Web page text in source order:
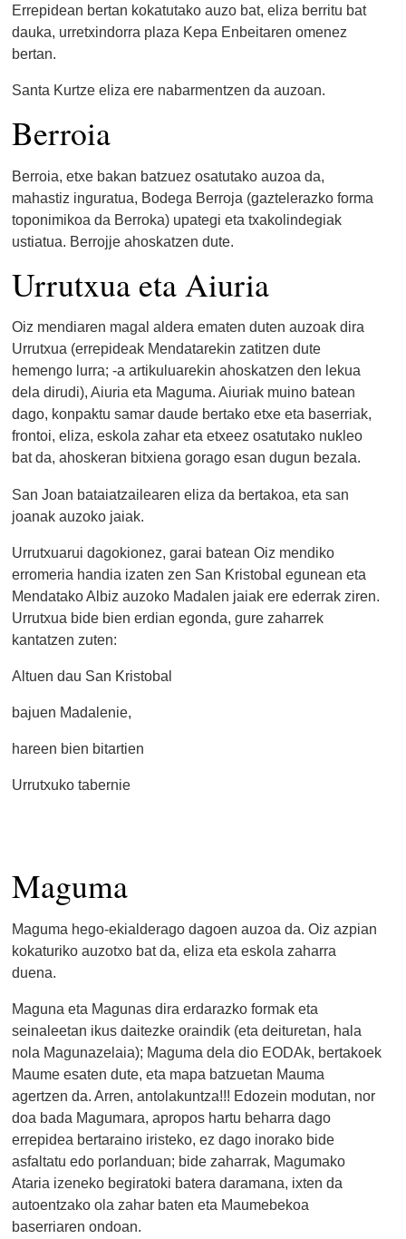
Errepidean bertan kokatutako auzo bat, eliza berritu bat
dauka, urretxindorra plaza Kepa Enbeitaren omenez
bertan.
Santa Kurtze eliza ere nabarmentzen da auzoan.
Berroia
Berroia, etxe bakan batzuez osatutako auzoa da,
mahastiz inguratua, Bodega Berroja (gaztelerazko forma
toponimikoa da Berroka) upategi eta txakolindegiak
ustiatua. Berrojje ahoskatzen dute.
Urrutxua eta Aiuria
Oiz mendiaren magal aldera ematen duten auzoak dira
Urrutxua (errepideak Mendatarekin zatitzen dute
hemengo lurra; -a artikuluarekin ahoskatzen den lekua
dela dirudi), Aiuria eta Maguma. Aiuriak muino batean
dago, konpaktu samar daude bertako etxe eta baserriak,
frontoi, eliza, eskola zahar eta etxeez osatutako nukleo
bat da, ahoskeran bitxiena gorago esan dugun bezala.
San Joan bataiatzailearen eliza da bertakoa, eta san
joanak auzoko jaiak.
Urrutxuarui dagokionez, garai batean Oiz mendiko
erromeria handia izaten zen San Kristobal egunean eta
Mendatako Albiz auzoko Madalen jaiak ere ederrak ziren.
Urrutxua bide bien erdian egonda, gure zaharrek
kantatzen zuten:
Altuen dau San Kristobal
bajuen Madalenie,
hareen bien bitartien
Urrutxuko tabernie
Maguma
Maguma hego-ekialderago dagoen auzoa da. Oiz azpian
kokaturiko auzotxo bat da, eliza eta eskola zaharra
duena.
Maguna eta Magunas dira erdarazko formak eta
seinaleetan ikus daitezke oraindik (eta deituretan, hala
nola Magunazelaia); Maguma dela dio EODAk, bertakoek
Maume esaten dute, eta mapa batzuetan Mauma
agertzen da. Arren, antolakuntza!!! Edozein modutan, nor
doa bada Magumara, apropos hartu beharra dago
errepidea bertaraino iristeko, ez dago inorako bide
asfaltatu edo porlanduan; bide zaharrak, Magumako
Ataria izeneko begiratoki batera daramana, ixten da
autoentzako ola zahar baten eta Maumebekoa
baserriaren ondoan.